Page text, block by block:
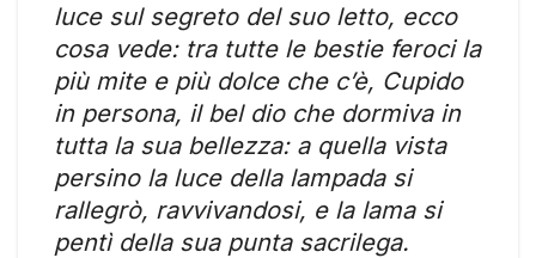
luce sul segreto del suo letto, ecco
cosa vede: tra tutte le bestie feroci la
più mite e più dolce che c’è, Cupido
in persona, il bel dio che dormiva in
tutta la sua bellezza: a quella vista
persino la luce della lampada si
rallegrò, ravvivandosi, e la lama si
pentì della sua punta sacrilega.